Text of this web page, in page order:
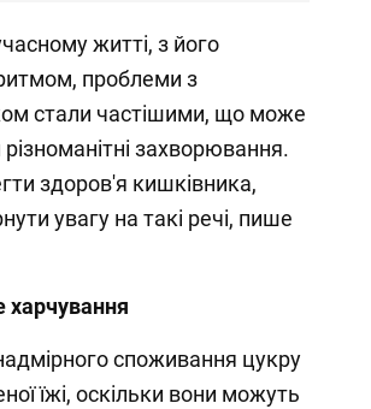
житті, з його
проблеми з
стали частішими, що може
захворювання.
здоров'я кишківника,
увагу на такі речі, пише
харчування
споживання цукру
їжі, оскільки вони можуть